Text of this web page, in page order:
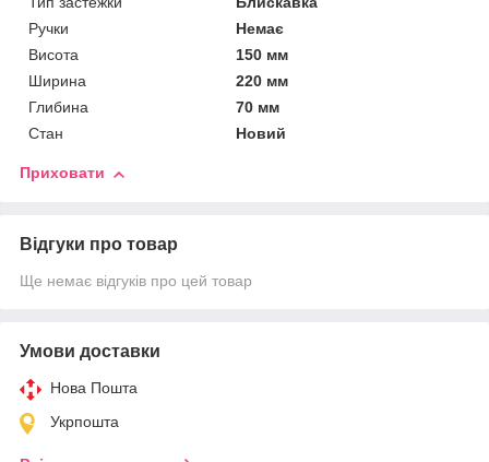
Ручки
Немає
Висота
150 мм
Ширина
220 мм
Глибина
70 мм
Стан
Новий
Приховати
Відгуки про товар
Ще немає відгуків про цей товар
Умови доставки
Нова Пошта
Укрпошта